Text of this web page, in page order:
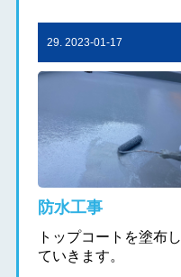
29. 2023-01-17
防水工事
トップコートを塗布し
ていきます。